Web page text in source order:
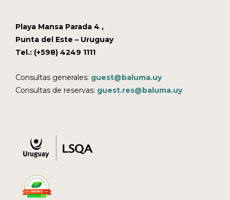
Playa Mansa Parada 4 ,
Punta del Este – Uruguay
Tel.: (+598) 4249 1111
Consultas generales: guest@baluma.uy
Consultas de reservas: guest.res@baluma.uy